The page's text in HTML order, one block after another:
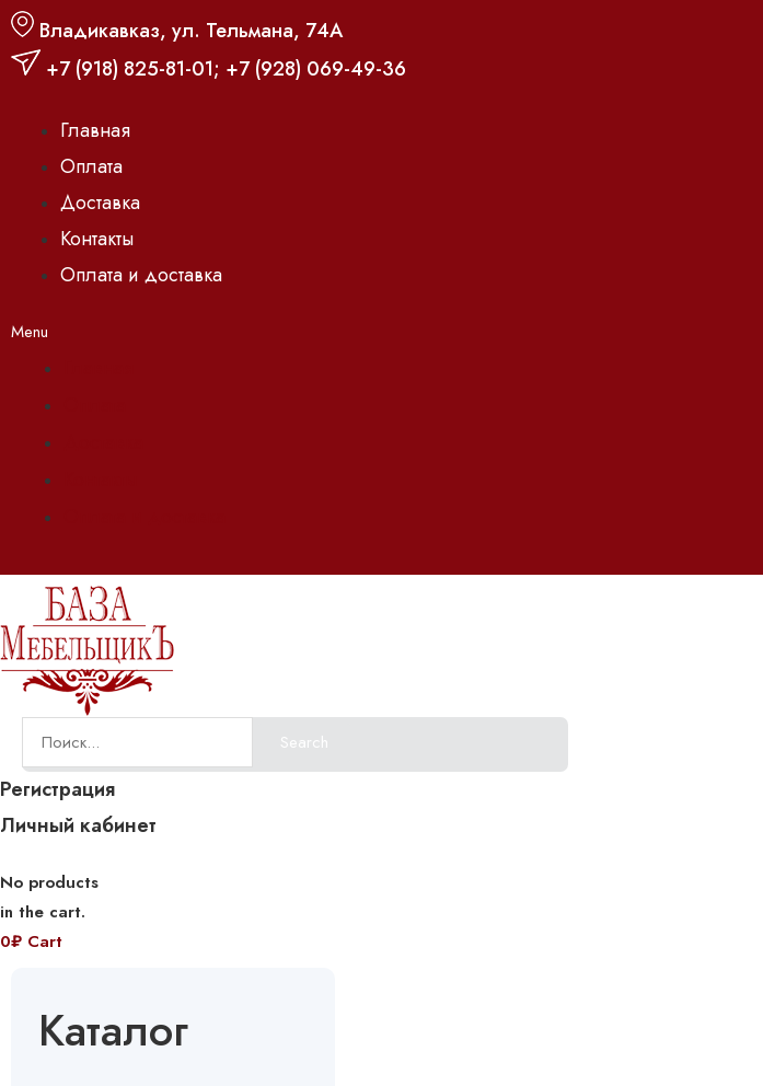
Владикавказ, ул. Тельмана, 74А
+7 (918) 825-81-01; +7 (928) 069-49-36
Главная
Оплата
Доставка
Контакты
Оплата и доставка
Menu
Search
Регистрация
Личный кабинет
No products
in the cart.
0₽ Cart
Каталог